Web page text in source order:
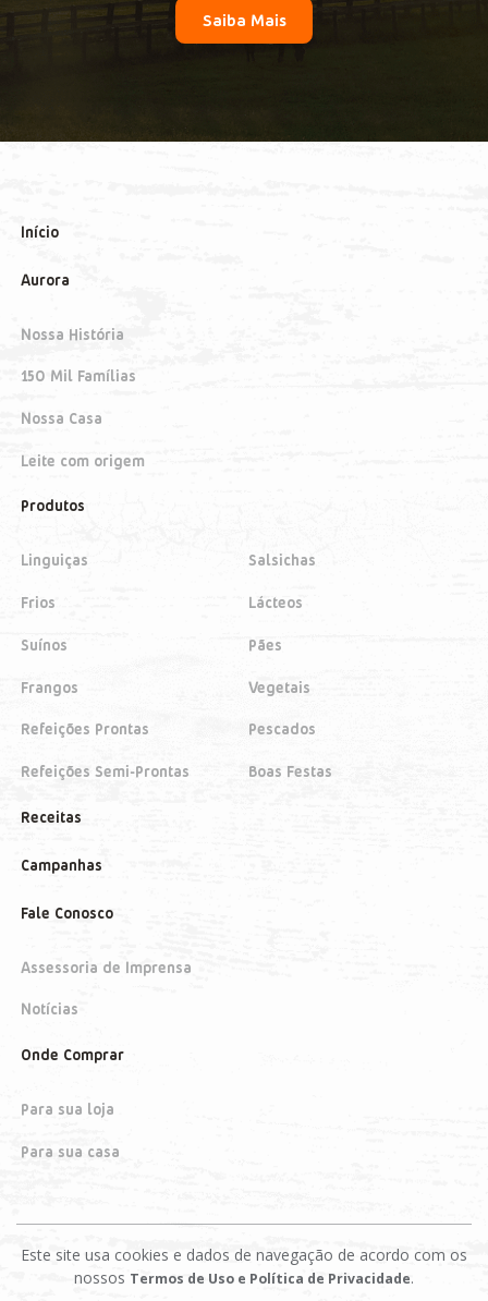
Saiba Mais
Início
Aurora
Nossa História
150 Mil Famílias
Nossa Casa
Leite com origem
Produtos
Linguiças
Frios
Suínos
Frangos
Refeições Prontas
Refeições Semi-Prontas
Salsichas
Lácteos
Pães
Vegetais
Pescados
Boas Festas
Receitas
Campanhas
Fale Conosco
Assessoria de Imprensa
Notícias
Onde Comprar
Para sua loja
Para sua casa
Este site usa cookies e dados de navegação de acordo com os
nossos Termos de Uso e Política de Privacidade.